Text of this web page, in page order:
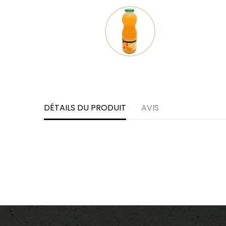
DÉTAILS DU PRODUIT AVIS